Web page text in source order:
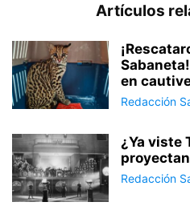
Artículos
en
Redacción
¿Ya viste
Redacción